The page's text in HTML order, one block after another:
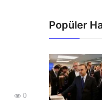
0
Popüler